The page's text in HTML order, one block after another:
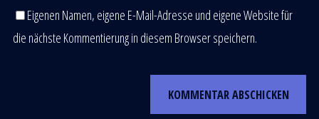
Eigenen Namen, eigene E-Mail-Adresse und eigene Website für
die nächste Kommentierung in diesem Browser speichern.